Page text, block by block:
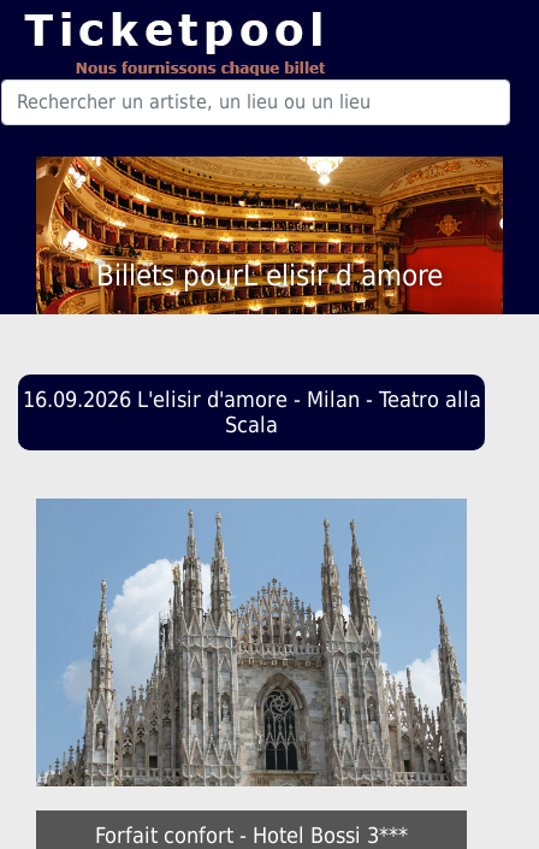
Billets pourL elisir d amore
16.09.2026 L'elisir d'amore - Milan - Teatro alla
Scala
Forfait confort - Hotel Bossi 3***